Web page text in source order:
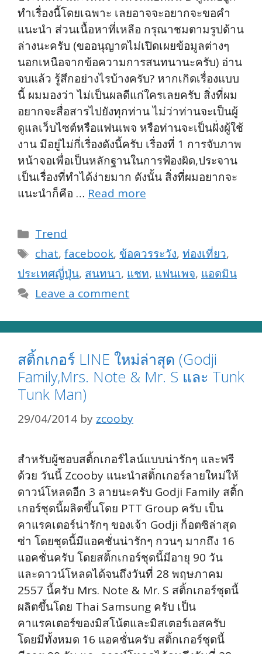
ทำเรื่องนี้โดยเฉพาะ เลยอาจจะอยากจะขอคำ
แนะนำ ส่วนเนื้อหาที่เหลือ กรุณาชมตามรูปด้าน
ล่างนะครับ (ขออนุญาตไม่เปิดเผยข้อมูลต่างๆ
นอกเหนือจากข้อความการสนทนานะครับ) อ่าน
จบแล้ว รู้สึกอย่างไรบ้างครับ? หากเกิดเรื่องแบบ
นี้ ผมมองว่า ไม่เป็นผลดีแก่ใครเลยครับ สิ่งที่ผม
อยากจะสื่อสารไปยังทุกท่าน ไม่ว่าท่านจะเป็นผู้
ดูแลเว็บไซต์หรือแฟนเพจ หรือท่านจะเป็นฝั่งผู้ใช้
งาน มีอยู่ไม่กี่เรื่องดังนี้ครับ เรื่องที่ 1 การจับภาพ
หน้าจอเพื่อเป็นหลักฐานในการฟ้องผิด,ประจาน
เป็นเรื่องที่ทำได้ง่ายมาก ดังนั้น สิ่งที่ผมอยากจะ
แนะนำก็คือ … Read more
Categories
Trend
Tags
chat,facebook, ข้อควรระวัง,ท่องเที่ยว,
ประเทศญี่ปุ่น, สนทนา, แชท, แฟนเพจ, แอดมิน
Leave a comment
สติ้กเกอร์ LINE ใหม่ล่าสุด (Godji
Family,Mrs. Note & Mr. S และ Tunk
Tunk Man)
29/04/2014 by zcooby
สำหรับผู้ชอบสติ้กเกอร์ไลน์แบบน่ารักๆ และฟรี
ด้วย วันนี้ Zcooby แนะนำสติ้กเกอร์ลายใหม่ให้
ดาวน์โหลดอีก 3 ลายนะครับ Godji Family สติ้ก
เกอร์ชุดนี้ผลิตขึ้นโดย PTT Group ครับ เป็น
คาแรคเตอร์น่ารักๆ ของเจ้า Godji ก็อตซิล่าสุด
ซ่า โดยชุดนี้มีแอคชั่นน่ารักๆ กวนๆ มากถึง 16
แอคชั่นครับ โดยสติ้กเกอร์ชุดนี้มีอายุ 90 วัน
และดาวน์โหลดได้จนถึงวันที่ 28 พฤษภาคม
2557 นี้ครับ Mrs. Note & Mr. S สติ้กเกอร์ชุดนี้
ผลิตขึ้นโดย Thai Samsung ครับ เป็น
คาแรคเตอร์ของมิสโน้ตและมิสเตอร์เอสครับ
โดยมีทั้งหมด 16 แอคชั่นครับ สติ้กเกอร์ชุดนี้